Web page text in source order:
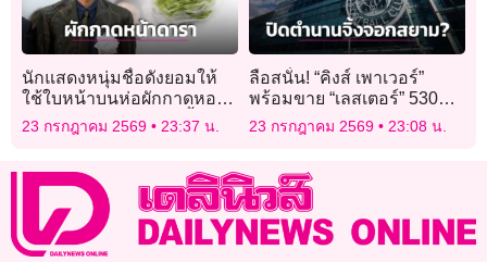
นักแสดงหนุ่มชื่อดังยอมให้
ใช้ใบหน้าบนห่อผักกาดหอม
หวังแก้ปัญหาผักเหลือทิ้ง
23 กรกฎาคม 2569 23:37 น.
ลือสนั่น! “คิงส์ เพาเวอร์”
พร้อมขาย “เลสเตอร์” 530
ล้านปอนด์
23 กรกฎาคม 2569 23:08 น.